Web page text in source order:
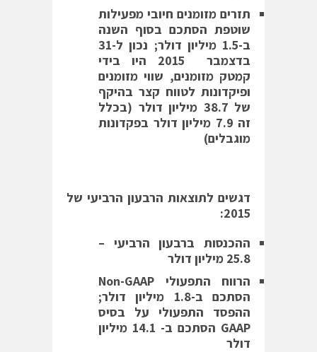
תזרים מזומנים חיובי מפעילות
שוטפת הסתכם בסוף השנה
ב-1.5
מיליון דולר; נכון ל-31
בדצמבר 2015 היו בידי
קמטק מזומנים, שווי מזומנים
ופיקדונות לטווח קצר בהיקף
של 38.7 מיליון דולר (בכלל
זה 7.9 מיליון דולר בפקדונות
מוגבלים)
דגשים לתוצאות הרבעון הרביעי של
2015:
ההכנסות ברבעון הרביעי –
25.8 מיליון דולר
הרווח התפעולי Non-GAAP
הסתכם ב-1.8 מיליון דולר;
ההפסד התפעולי על בסיס
GAAP
הסתכם ב- 14.1 מיליון
דולר